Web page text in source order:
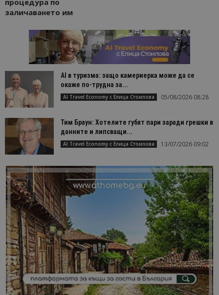
заличаването им
AI в туризма: защо камериерка може да се
окаже по-трудна за...
AI Travel Economy с Елица Стоилова 05/08/2026 08:28
Тим Браун: Хотелите губят пари заради грешки в
данните и липсващи...
AI Travel Economy с Елица Стоилова 13/07/2026 09:02